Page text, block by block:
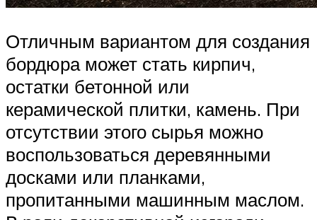
Отличным вариантом для создания
бордюра может стать кирпич,
остатки бетонной или
керамической плитки, камень. При
отсутствии этого сырья можно
воспользоваться деревянными
досками или планками,
пропитанными машинным маслом.